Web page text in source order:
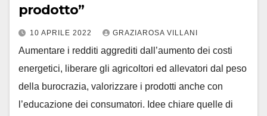
prodotto”
10 APRILE 2022 GRAZIAROSA VILLANI
Aumentare i redditi aggrediti dall’aumento dei costi
energetici, liberare gli agricoltori ed allevatori dal peso
della burocrazia, valorizzare i prodotti anche con
l’educazione dei consumatori. Idee chiare quelle di